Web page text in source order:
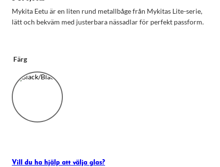
Mykita Eetu är en liten rund metallbåge från Mykitas Lite-serie,
lätt och bekväm med justerbara nässadlar för perfekt passform.
Färg
Vill du ha hjälp att välja glas?
välja bort.